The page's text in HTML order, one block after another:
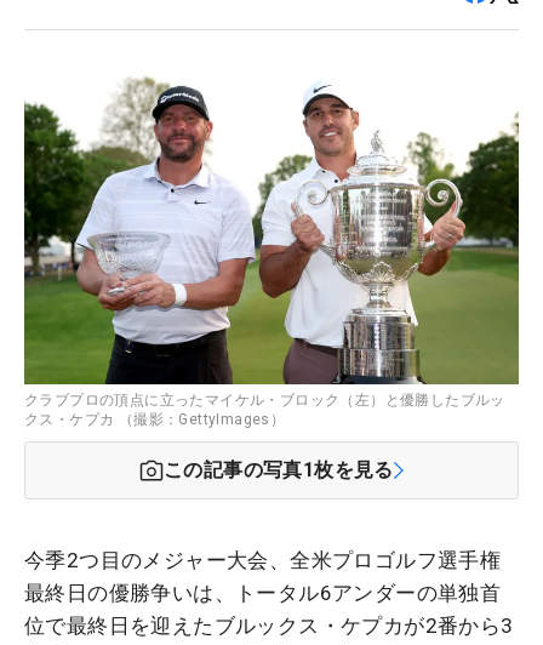
クラブプロの頂点に立ったマイケル・ブロック（左）と優勝したブルッ
クス・ケプカ （撮影：GettyImages）
この記事の写真1枚を見る
今季2つ目のメジャー大会、全米プロゴルフ選手権
最終日の優勝争いは、トータル6アンダーの単独首
位で最終日を迎えたブルックス・ケプカが2番から3